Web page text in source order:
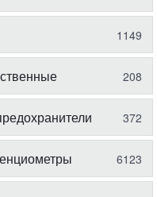
1149
208
372
6123